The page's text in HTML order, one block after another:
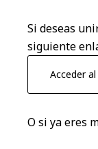
Si deseas
siguiente
Acceder
O si ya eres